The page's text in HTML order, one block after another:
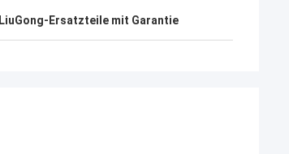
LiuGong-Ersatzteile mit Garantie